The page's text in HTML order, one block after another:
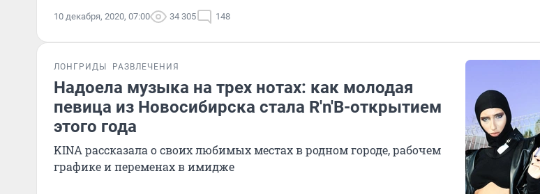
10 декабря, 2020, 07:00 34 305 148
ЛОНГРИДЫ РАЗВЛЕЧЕНИЯ
Надоела музыка на трех нотах: как молодая
певица из Новосибирска стала R'n'B-открытием
этого года
KINA рассказала о своих любимых местах в родном городе, рабочем
графике и переменах в имидже